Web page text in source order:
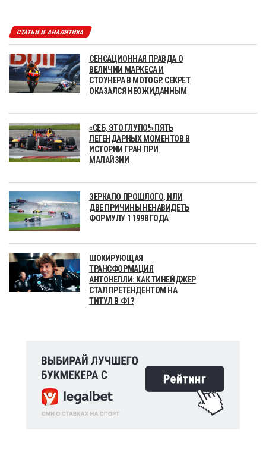
СТАТЬИ И АНАЛИТИКА
СЕНСАЦИОННАЯ ПРАВДА О
ВЕЛИЧИИ МАРКЕСА И
СТОУНЕРА В MOTOGP. СЕКРЕТ
ОКАЗАЛСЯ НЕОЖИДАННЫМ
«СЕБ, ЭТО ГЛУПО!» ПЯТЬ
ЛЕГЕНДАРНЫХ МОМЕНТОВ В
ИСТОРИИ ГРАН ПРИ
МАЛАЙЗИИ
ЗЕРКАЛО ПРОШЛОГО, ИЛИ
ДВЕ ПРИЧИНЫ НЕНАВИДЕТЬ
ФОРМУЛУ 1 1998 ГОДА
ШОКИРУЮЩАЯ
ТРАНСФОРМАЦИЯ
АНТОНЕЛЛИ: КАК ТИНЕЙДЖЕР
СТАЛ ПРЕТЕНДЕНТОМ НА
ТИТУЛ В Ф1?